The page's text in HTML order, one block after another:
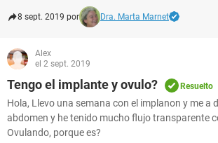
8 sept. 2019 por Dra. Marta Marnet
Alex
el 2 sept. 2019
Tengo el implante y ovulo? Resuelto
Hola, Llevo una semana con el implanon y me a
abdomen y he tenido mucho flujo transparente
Ovulando, porque es?